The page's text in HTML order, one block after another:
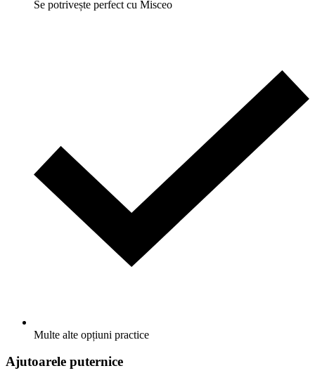
Se potrivește perfect cu Misceo
Multe alte opțiuni practice
Ajutoarele puternice